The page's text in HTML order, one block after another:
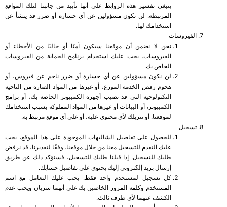
ينبغي تفسير هذه الروابط على أنها تأييد من جانبنا لتلك المواقع
المرتبطة. لن نكون مسؤولين عن أي خسارة أو ضرر قد ينشأ عن
استخدامك لها.
الفيروسات
نحن لا نضمن أن موقعنا سيكون آمنًا أو خاليًا من الأخطاء أو
الفيروسات. يجب عليك استخدام برنامج الحماية من الفيروسات
الخاص بك.
لن نكون مسؤولين عن أي خسارة أو ضرر ناجم عن فيروس، أو
هجوم رفض الخدمة الموزع، أو غيرها من المواد الضارة من الناحية
التكنولوجية التي قد تصيب أجهزة الكمبيوتر الخاصة بك، أو برامج
الكمبيوتر، أو البيانات أو غيرها من المواد المملوكة بسبب استخدامك
لموقعنا. أو تنزيلك لأي محتوى عليه، أو على أي موقع مرتبط به.
تسجيل
للحصول على تفاصيل الشاليهات الموجودة على هذا الموقع، يجب
عليك التقدم للتسجيل معنا من خلال موقعنا. وفقًا لتقديرنا، قد نرفض
طلبك للتسجيل. إذا قبلنا طلبك للتسجيل، فسنؤكد ذلك عن طريق
إرسال بريد إلكتروني إليك يحتوي على تفاصيل حسابك.
كل تسجيل لمستخدم واحد فقط. يجب عليك التعامل مع اسم
المستخدم وكلمة المرور الخاصين بك على أنهما سريان ويجب عدم
الكشف عنهما لأي طرف ثالث.